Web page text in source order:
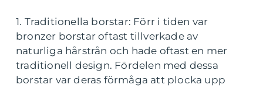
1. Traditionella borstar: Förr i tiden var
bronzer borstar oftast tillverkade av
naturliga hårstrån och hade oftast en mer
traditionell design. Fördelen med dessa
borstar var deras förmåga att plocka upp